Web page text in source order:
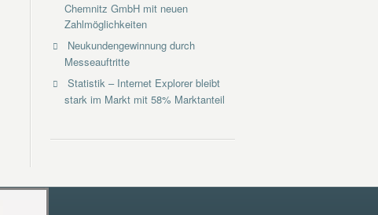
Chemnitz GmbH mit neuen
Zahlmöglichkeiten
Neukundengewinnung durch
Messeauftritte
Statistik – Internet Explorer bleibt
stark im Markt mit 58% Marktanteil